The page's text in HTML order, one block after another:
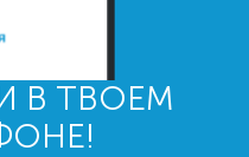
В ТВОЕМ